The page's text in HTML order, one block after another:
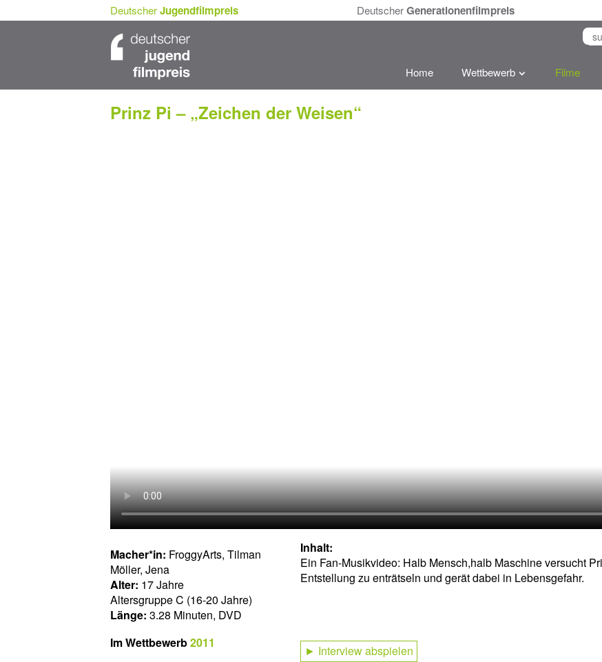
DeutscherJugendfilmpreis DeutscherGenerationenfilmpreis
Home Wettbewerb Filme
Prinz Pi – „Zeichen der Weisen“
Macher*in: FroggyArts, Tilman
Möller, Jena
Alter: 17 Jahre
Altersgruppe C (16-20 Jahre)
Länge: 3.28 Minuten, DVD
Im Wettbewerb2011
Inhalt:
Ein Fan-Musikvideo: Halb Mensch,halb Maschine versucht
Entstellung zu enträtseln und gerät dabei in Lebensgefahr.
► Interview abspielen